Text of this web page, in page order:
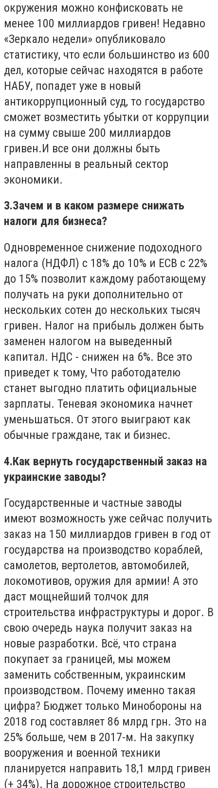
окружения можно конфисковать не
менее 100 миллиардов гривен! Недавно
«Зеркало недели» опубликовало
статистику, что если большинство из 600
дел, которые сейчас находятся в работе
НАБУ, попадет уже в новый
антикоррупционный суд, то государство
сможет возместить убытки от коррупции
на сумму свыше 200 миллиардов
гривен.И все они должны быть
направленны в реальный сектор
экономики.
3.Зачем и в каком размере снижать
налоги для бизнеса?
Одновременное снижение подоходного
налога (НДФЛ) с 18% до 10% и ЕСВ с 22%
до 15% позволит каждому работающему
получать на руки дополнительно от
нескольких сотен до нескольких тысяч
гривен. Налог на прибыль должен быть
заменен налогом на выведенный
капитал. НДС - снижен на 6%. Все это
приведет к тому, Что работодателю
станет выгодно платить официальные
зарплаты. Теневая экономика начнет
уменьшаться. От этого выиграют как
обычные граждане, так и бизнес.
4.Как вернуть государственный заказ на
украинские заводы?
Государственные и частные заводы
имеют возможность уже сейчас получить
заказ на 150 миллиардов гривен в год от
государства на производство кораблей,
самолетов, вертолетов, автомобилей,
локомотивов, оружия для армии! А это
даст мощнейший толчок для
строительства инфраструктуры и дорог. В
свою очередь наука получит заказ на
новые разработки. Всё, что страна
покупает за границей, мы можем
заменить собственным, украинским
производством. Почему именно такая
цифра? Бюджет только Минобороны на
2018 год составляет 86 млрд грн. Это на
25% больше, чем в 2017-м. На закупку
вооружения и военной техники
планируется направить 18,1 млрд гривен
(+ 34%). На дорожное строительство